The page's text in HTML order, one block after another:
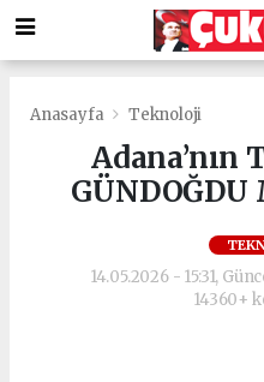
Anasayfa Teknoloji
Adana’nın
GÜNDOĞDU
14.05.2026 - 15:31,
14360+